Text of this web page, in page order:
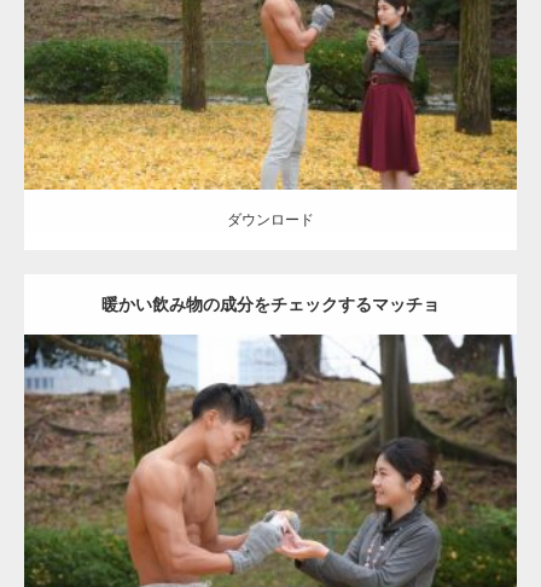
肩
ダウンロード
ダウンロード
暖かい飲み物の成分をチェックするマッチョ
Update:2021.07.8
Category:公園のマッチョ その他 AKIHITO(細マッチョ) 上腕三頭筋
肩
ダウンロード